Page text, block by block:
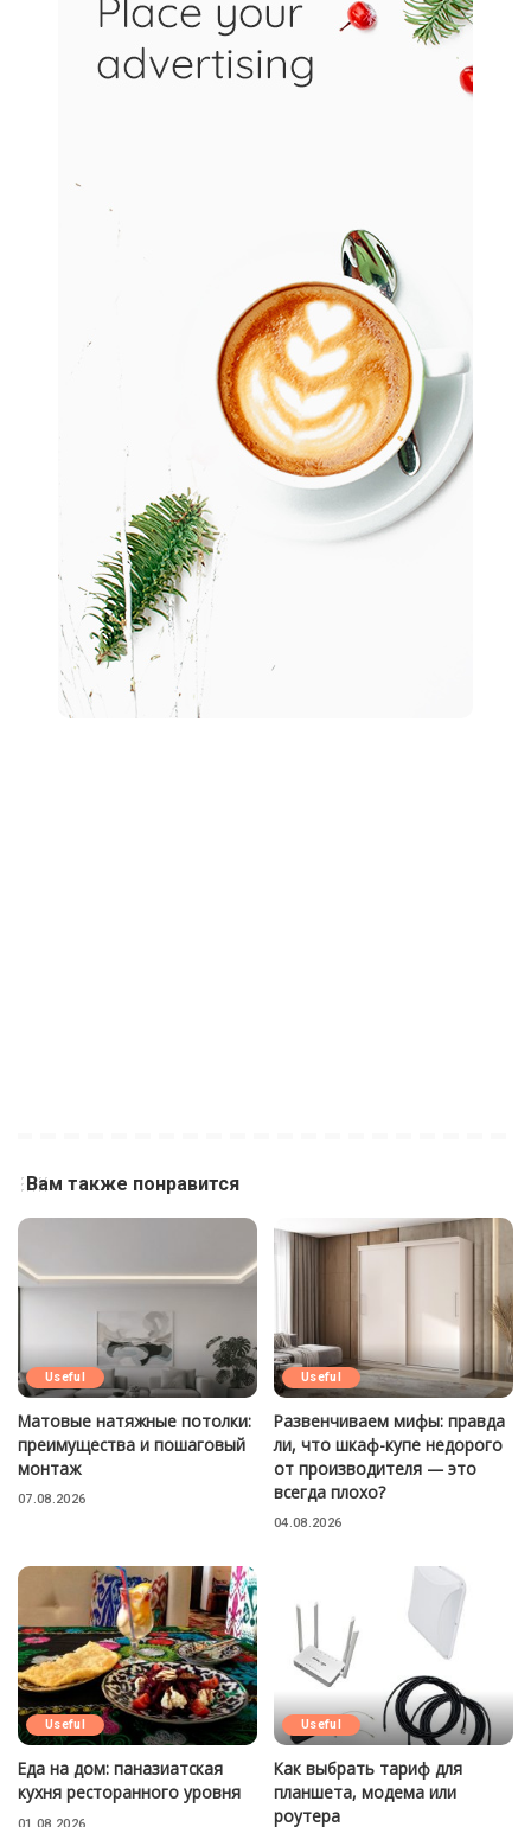
Вам также понравится
Useful
Матовые натяжные потолки:
преимущества и пошаговый
монтаж
07.08.2026
Useful
Развенчиваем мифы: правда
ли, что шкаф-купе недорого
от производителя — это
всегда плохо?
04.08.2026
Useful
Еда на дом: паназиатская
кухня ресторанного уровня
01.08.2026
Useful
Как выбрать тариф для
планшета, модема или
роутера